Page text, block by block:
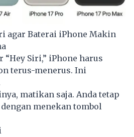
agar Baterai iPhone Makin
“Hey Siri,” iPhone harus
terus-menerus. Ini
matikan saja. Anda tetap
menekan tombol